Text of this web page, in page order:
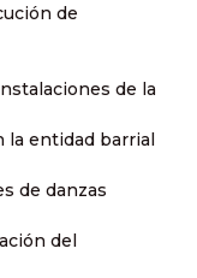
de
de la
la entidad barrial
de danzas
del